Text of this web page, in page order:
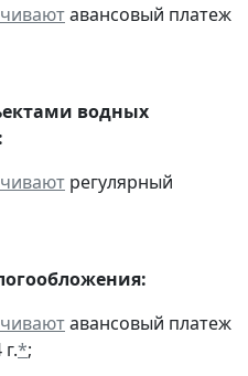
авансовый платеж
водных
регулярный
авансовый платеж
*;